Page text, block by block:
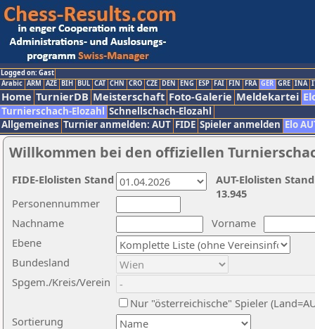
Logged on: Gast
Arabic ARM AZE BIH BUL CAT CHN CRO CZE DEN ENG ESP FAI FIN FRA GER GRE INA
Home TurnierDB Meisterschaft Foto-Galerie Meldekartei
Turnierschach-Elozahl Schnellschach-Elozahl
Allgemeines Turnier anmelden: AUT FIDE Spieler anmelden Elo
Willkommen bei den offiziellen
Nachname
Vorname
Ebene
Sortierung
Personennummer
Bundesland
Spgem./Kreis/Verein
Nur "österreichische" Spieler
AUT-Elolisten
13.945
FIDE-Elolisten Stand